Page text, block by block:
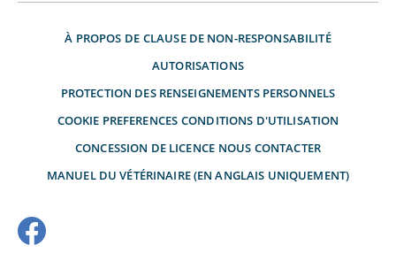
À PROPOS DE CLAUSE DE NON-RESPONSABILITÉ
AUTORISATIONS
PROTECTION DES RENSEIGNEMENTS PERSONNELS
COOKIE PREFERENCES CONDITIONS D'UTILISATION
CONCESSION DE LICENCE NOUS CONTACTER
MANUEL DU VÉTÉRINAIRE (EN ANGLAIS UNIQUEMENT)